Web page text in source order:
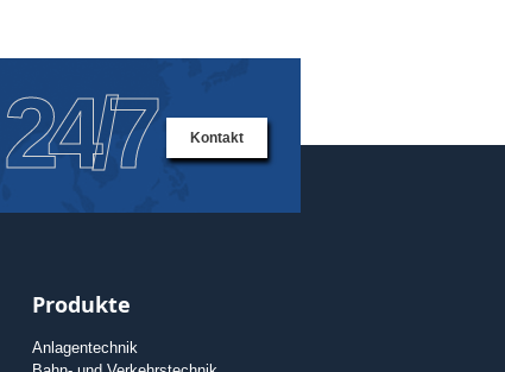
24/7 Kontakt
Produkte
Anlagentechnik